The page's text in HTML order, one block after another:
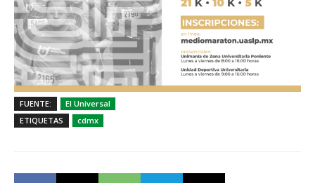
FUENTE:
El Universal
ETIQUETAS
cdmx